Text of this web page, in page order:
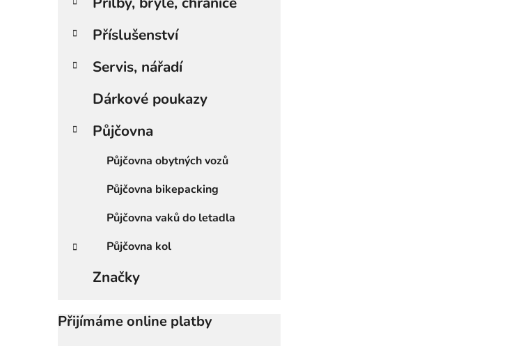
Příslušenství
Servis, nářadí
Dárkové poukazy
Půjčovna
Půjčovna obytných vozů
Půjčovna bikepacking
Půjčovna vaků do letadla
Půjčovna kol
Značky
Přijímáme online platby